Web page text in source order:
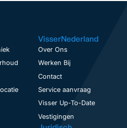
VisserNederland
Over Ons
Werken Bij
Contact
Service aanvraag
Visser Up-To-Date
Vestigingen